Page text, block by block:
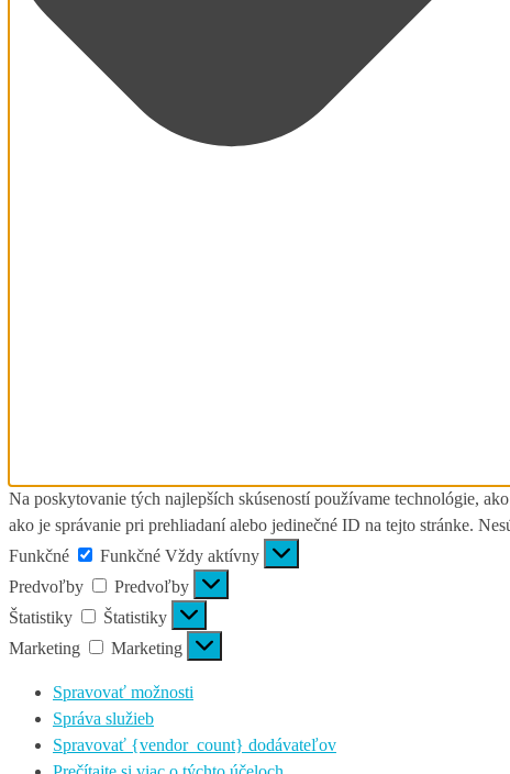
Na poskytovanie tých najlepších skúseností používame technológie,
ako je správanie pri prehliadaní alebo jedinečné ID na tejto stránke.
Funkčné
Funkčné Vždy aktívny
Predvoľby
Predvoľby
Štatistiky
Štatistiky
Marketing
Marketing
Spravovať možnosti
Správa služieb
Spravovať {vendor_count} dodávateľov